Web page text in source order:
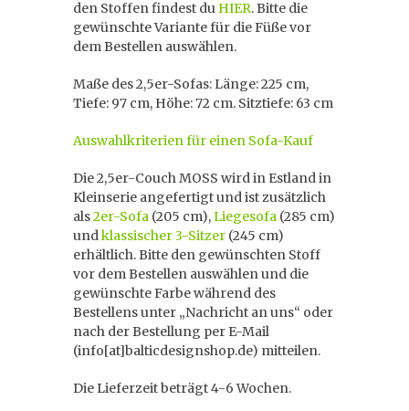
den Stoffen findest du HIER. Bitte die
gewünschte Variante für die Füße vor
dem Bestellen auswählen.
Maße des 2,5er-Sofas: Länge: 225 cm,
Tiefe: 97 cm, Höhe: 72 cm. Sitztiefe: 63 cm
Auswahlkriterien für einen Sofa-Kauf
Die 2,5er-Couch MOSS wird in Estland in
Kleinserie angefertigt und ist zusätzlich
als2er-Sofa (205 cm),Liegesofa (285 cm)
undklassischer 3-Sitzer (245 cm)
erhältlich. Bitte den gewünschten Stoff
vor dem Bestellen auswählen und die
gewünschte Farbe während des
Bestellens unter „Nachricht an uns“ oder
nach der Bestellung per E-Mail
(info[at]balticdesignshop.de) mitteilen.
Die Lieferzeit beträgt 4-6 Wochen.